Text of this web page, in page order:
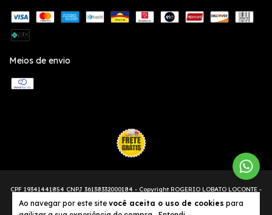
Ao navegar por este site você aceita o uso de cookies para
Meios de envio
Copyright ROGERIO LOBATO LOCONTE -